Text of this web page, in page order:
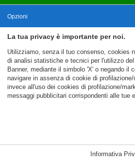
La tua privacy è importante per noi.
Utilizziamo, senza il tuo consenso, cookies
di analisi statistiche e tecnici per l'utilizzo
Banner, mediante il simbolo 'X' o negando il
navigare in assenza di cookie di
invece all'uso dei cookies di profilazione/
messaggi pubblicitari corrispondenti alle tue
Cookie Necessari, Tecnici di Sessione
Opzioni
Nascondi Opzioni
Informativa